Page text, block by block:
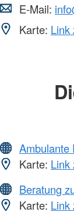
E-Mail:
Karte: Link
Ambulante
Karte: Link
Beratung
Karte: Link